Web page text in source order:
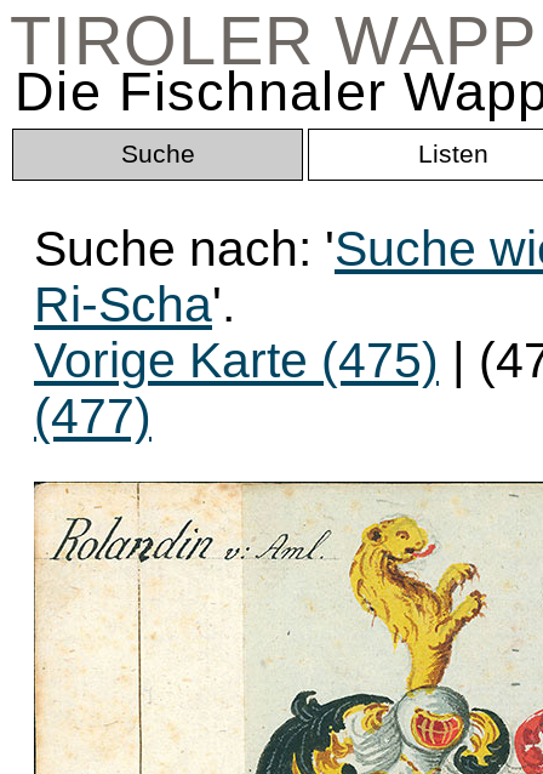
TIROLER
Die Fischnaler
Suche Listen
Suche nach: 'Suche
Ri-Scha'.
Vorige Karte (475) |
(477)